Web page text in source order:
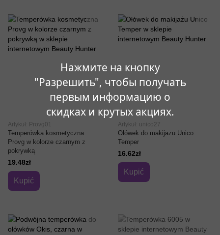
Нажмите на кнопку
"Разрешить", чтобы получать
первым информацию о
скидках и крутых акциях.
Artykuł: Provg01
Temperówka kosmetyczna
Provg w kolorze czarnym z
pokrywką
19.48zł
Kupić
Artykuł: unico27
Ołówek do makijażu Unico
Temper
16.62zł
Kupić